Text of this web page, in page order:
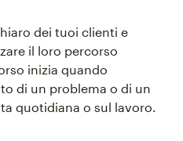
dei tuoi clienti e
il loro percorso
inizia quando
di un problema o di un
quotidiana o sul lavoro.